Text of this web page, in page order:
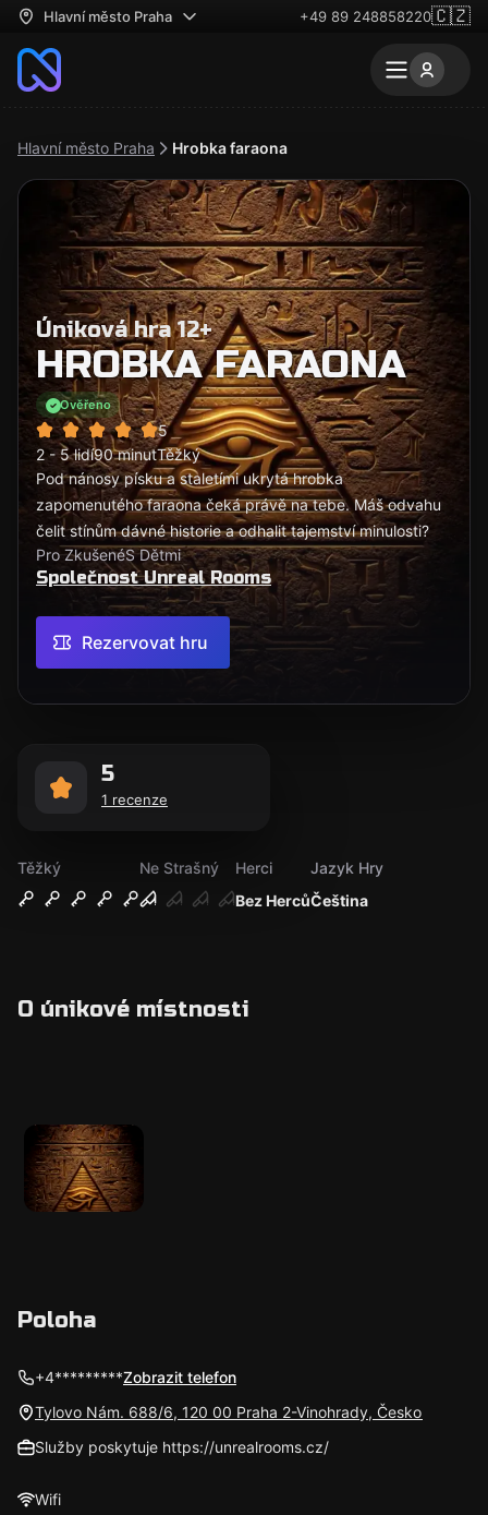
Hlavní město Praha +49 89 248858220🇨🇿
Hlavní město Praha Hrobka faraona
Úniková hra 12+
HROBKA FARAONA
Ověřeno
5
2 - 5 lidí90 minutTěžký
Pod nánosy písku a staletími ukrytá hrobka
zapomenutého faraona čeká právě na tebe. Máš odvahu
čelit stínům dávné historie a odhalit tajemství minulosti?
Pro ZkušenéS Dětmi
Společnost Unreal Rooms
Rezervovat hru
Těžký
Ne Strašný
Bez Herců
Herci
Čeština
Jazyk Hry
O únikové místnosti
5
1 recenze
Poloha
+4*********Zobrazit telefon
Tylovo Nám. 688/6, 120 00 Praha 2-Vinohrady, Česko
Služby poskytuje https://unrealrooms.cz/
Wifi